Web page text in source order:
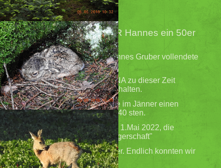
Ehrungen und Geburtstage
GRUBER Hannes ein 50er
!!!
Unser Gesellschafter Hannes Gruber vollendete
am 19.1.22seinen 50er.
Leider machte es CORONA zu dieser Zeit
unmöglicheine Feier abzuhalten.
Auch Harald Reder feierte im Jänner einen
runden Geburtstag, seinen 40 sten.
Gemeinsam luden sie am 1.Mai 2022, die
gesamte "PettenbacherJägerschaft"
im GH Hofer zu einer Feier. Endlich konnten wir
wieder einmal gemeinsam